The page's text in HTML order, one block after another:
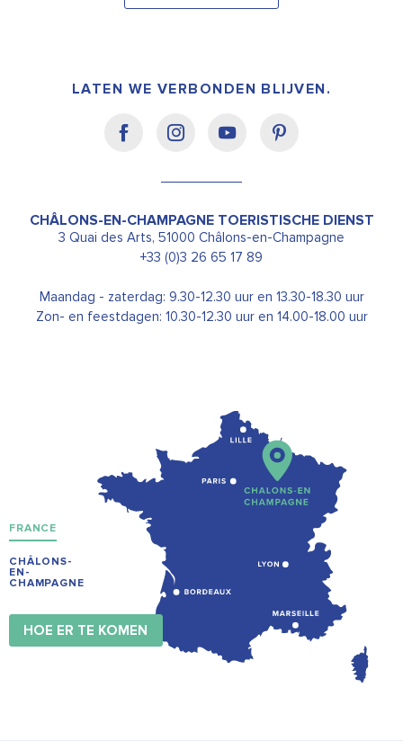
LATEN WE VERBONDEN BLIJVEN.
CHÂLONS-EN-CHAMPAGNE TOERISTISCHE DIENST
3 Quai des Arts, 51000 Châlons-en-Champagne
+33 (0)3 26 65 17 89
Maandag - zaterdag: 9.30-12.30 uur en 13.30-18.30 uur
Zon- en feestdagen: 10.30-12.30 uur en 14.00-18.00 uur
FRANCE
CHÂLONS-
EN-
CHAMPAGNE
HOE ER TE KOMEN